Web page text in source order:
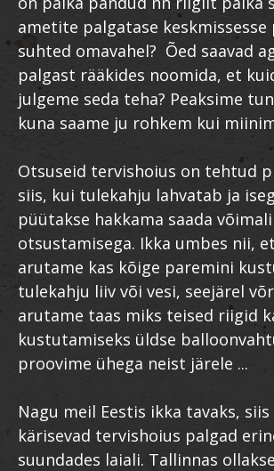
ametite palgatase keskmissesse
suhted omavahel? Õed saavad
palgast rääkides noomida, et
julgeme seda teha? Peaksime
kuna saame ju rohkem kui
Otsuseid tervishoius on tehtud
siis, kui tulekahju lahvatab ja
püütakse hakkama saada
otsustamisega. Ikka umbes nii,
arutame kas kõige paremini
tulekahju liiv või vesi, seejärel
arutame taas miks teised riigid
kustutamiseks üldse
proovime ühega neist järele ...
Nagu meil Eestis ikka tavaks,
kärisevad tervishoius palgad
suundades laiali. Tallinnas